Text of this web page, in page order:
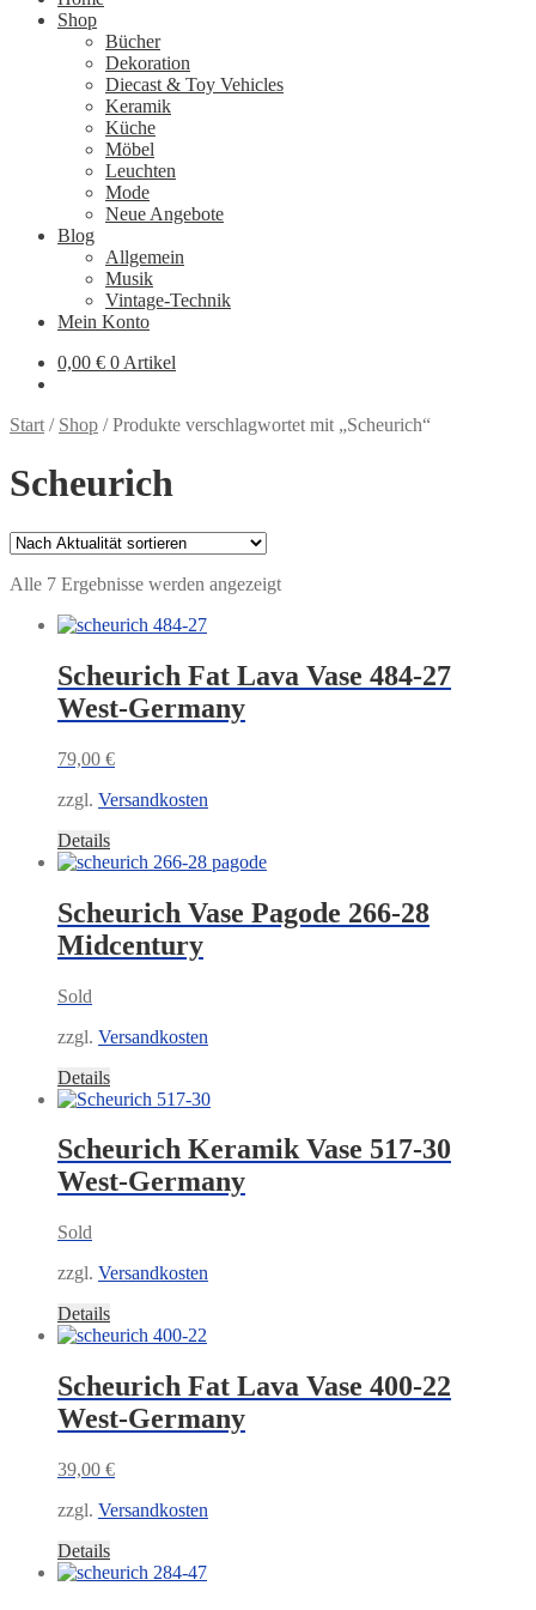
Shop
Bücher
Dekoration
Diecast & Toy Vehicles
Keramik
Küche
Möbel
Leuchten
Mode
Neue Angebote
Blog
Allgemein
Musik
Vintage-Technik
Mein Konto
0,00 € 0 Artikel
Start / Shop /Produkte verschlagwortet mit „Scheurich“
Scheurich
Alle 7 Ergebnisse werden angezeigtNach
Scheurich Fat Lava Vase 484-27
West-Germany
79,00 €
zzgl. Versandkosten
Details
Scheurich Vase Pagode 266-28
Midcentury
Sold
zzgl. Versandkosten
Details
Scheurich Keramik Vase 517-30
West-Germany
Sold
zzgl. Versandkosten
Details
Scheurich Fat Lava Vase 400-22
West-Germany
39,00 €
zzgl. Versandkosten
Details